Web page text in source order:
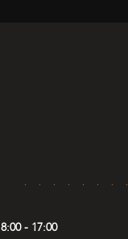
8:00 - 17:00